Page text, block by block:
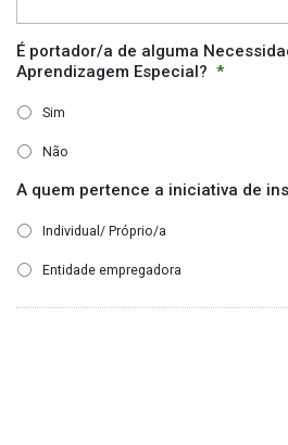
É portador/a de alguma
Aprendizagem Especial? *
Sim
Não
A quem pertence a iniciativa de
Individual/ Próprio/a
Entidade empregadora